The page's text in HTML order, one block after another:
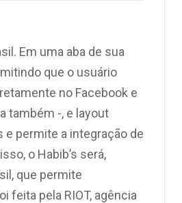
Em uma aba de sua
que o usuário
no Facebook e
também -, e layout
e permite a integração de
o Habib’s será,
que permite
pela RIOT, agência